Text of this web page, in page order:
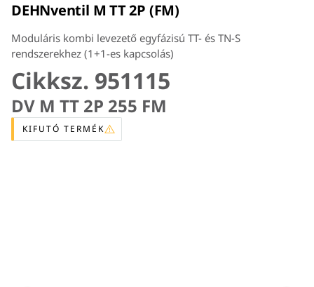
DEHNventil M TT 2P (FM)
Moduláris kombi levezető egyfázisú TT- és TN-S
rendszerekhez (1+1-es kapcsolás)
Cikksz. 951115
DV M TT 2P 255 FM
KIFUTÓ TERMÉK